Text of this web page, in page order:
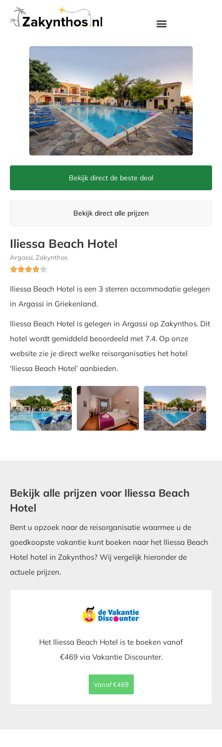
Bekijk direct de beste deal
Bekijk direct alle prijzen
Iliessa Beach Hotel
Argassi, Zakynthos

Iliessa Beach Hotel is een 3 sterren accommodatie gelegen
in Argassi in Griekenland.
Iliessa Beach Hotel is gelegen in Argassi op Zakynthos. Dit
hotel wordt gemiddeld beoordeeld met 7.4. Op onze
website zie je direct welke reisorganisaties het hotel
‘Iliessa Beach Hotel’ aanbieden.
Bekijk alle prijzen voor Iliessa Beach
Hotel
Bent u opzoek naar de reisorganisatie waarmee u de
goedkoopste vakantie kunt boeken naar het Iliessa Beach
Hotel hotel in Zakynthos? Wij vergelijk hieronder de
actuele prijzen.
Het Iliessa Beach Hotel is te boeken vanaf
€469 via Vakantie Discounter.
Vanaf €469